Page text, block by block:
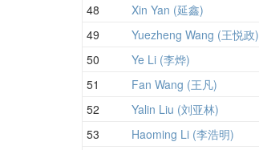
48 Xin Yan (延鑫)
49 Yuezheng Wang (王悦政)
50 Ye Li (李烨)
51 Fan Wang (王凡)
52 Yalin Liu (刘亚林)
53 Haoming Li (李浩明)